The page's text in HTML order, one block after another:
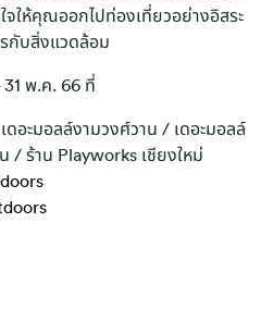
จให้คุณออกไปท่องเที่ยวอย่างอิสระ
รกับสิ่งแวดล้อม
พ.ค. 66 ที่
ดอะมอลล์งามวงศ์วาน / เดอะมอลล์
/ ร้าน Playworks เชียงใหม่